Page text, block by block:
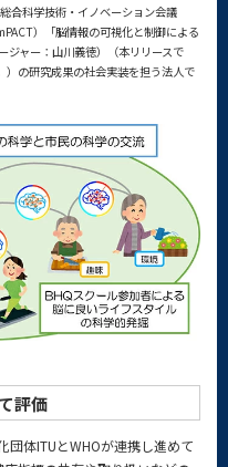
合科学技術・イノベーション会議
）「脳情報の可視化と制御による
ジャー：山川義徳）（本リリースで
）の研究成果の社会実装を担う法人で
評価
団体ITUとWHOが連携し進めて